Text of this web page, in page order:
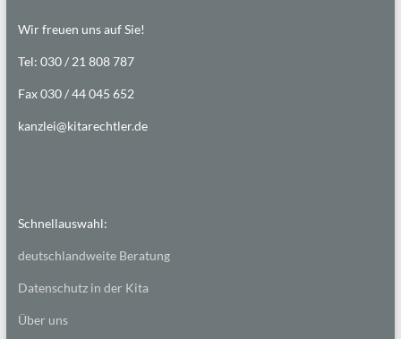
Wir freuen uns auf Sie!
Tel: 030 / 21 808 787
Fax 030 / 44 045 652
kanzlei@kitarechtler.de
Schnellauswahl:
deutschlandweite Beratung
Datenschutz in der Kita
Über uns